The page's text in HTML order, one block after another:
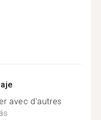
avec d'autres